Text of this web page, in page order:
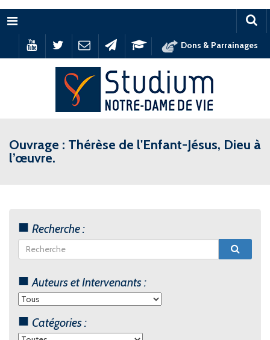
Menu
Dons & Parrainages
Ouvrage : Thérèse de l'Enfant-Jésus, Dieu à
l’œuvre.
Recherche :
Auteurs et Intervenants :
Catégories :